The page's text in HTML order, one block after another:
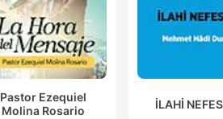
Pastor Ezequiel
Molina Rosario
İLAHİ